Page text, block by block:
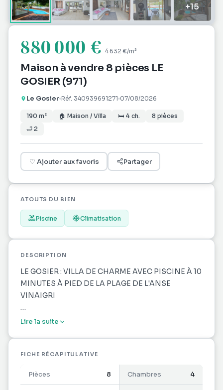
+15
880 000 € 4 632 €/m²
Maison à vendre 8 pièces LE
GOSIER (971)
Le Gosier Réf. 340939691271 07/08/2026
190 m² 🏠 Maison / Villa 🛏 4 ch. 8 pièces
🛁 2
♡ Ajouter aux favoris Partager
ATOUTS DU BIEN
Piscine Climatisation
DESCRIPTION
LE GOSIER : VILLA DE CHARME AVEC PISCINE À 10
MINUTES À PIED DE LA PLAGE DE L'ANSE
VINAIGRI
Située dans le secteur résidentiel très recherché du
paisible.
Nichée dans un véritable écrin de verdure, la
Lire la suite
FICHE RÉCAPITULATIVE
Pièces 8 Chambres 4